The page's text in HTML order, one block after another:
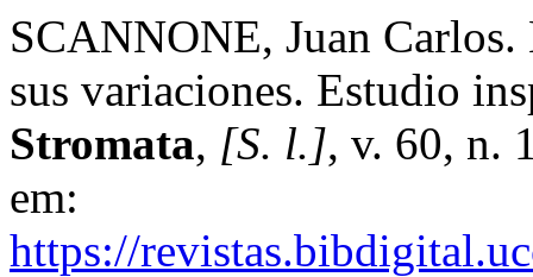
SCANNONE, Juan
sus variaciones. Estudio
Stromata, [S. l.], v. 60, n.
em:
https://